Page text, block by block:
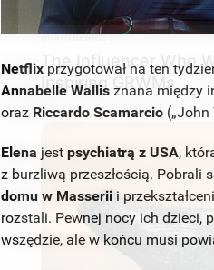
Netflix przygotował na ten
Annabelle Wallis znana między
oraz Riccardo Scamarcio („John
Elena jestpsychiatrą z USA,
z burzliwą przeszłością. Pobrali
domu w Masserii i
rozstali. Pewnej nocy ich dzieci,
wszędzie, ale w końcu musi
The Influencer Who
Inspiring GRWMs